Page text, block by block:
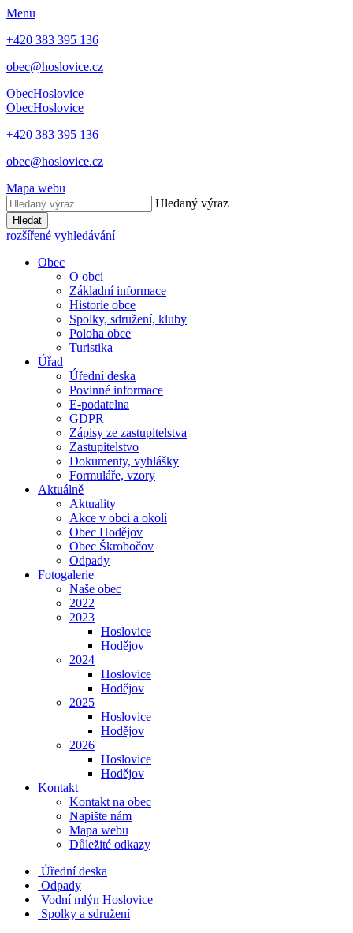
Menu
+420 383 395 136
obec@hoslovice.cz
ObecHoslovice
ObecHoslovice
+420 383 395 136
obec@hoslovice.cz
Mapa webu
Hledaný výraz
Hledat
rozšířené vyhledávání
Obec
O obci
Základní informace
Historie obce
Spolky, sdružení, kluby
Poloha obce
Turistika
Úřad
Úřední deska
Povinné informace
E-podatelna
GDPR
Zápisy ze zastupitelstva
Zastupitelstvo
Dokumenty, vyhlášky
Formuláře, vzory
Aktuálně
Aktuality
Akce v obci a okolí
Obec Hodějov
Obec Škrobočov
Odpady
Fotogalerie
Naše obec
2022
2023
Hoslovice
Hodějov
2024
Hoslovice
Hodějov
2025
Hoslovice
Hodějov
2026
Hoslovice
Hodějov
Kontakt
Kontakt na obec
Napište nám
Mapa webu
Důležité odkazy
Úřední deska
Odpady
Vodní mlýn Hoslovice
Spolky a sdružení